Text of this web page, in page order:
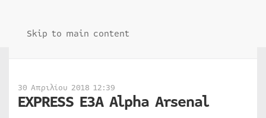
Skip to main content
30 Απριλίου 2018 12:39
EXPRESS E3A Alpha Arsenal